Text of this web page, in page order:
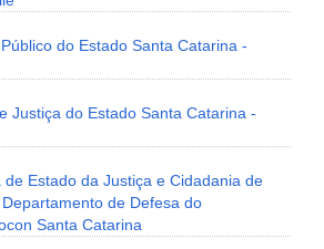
do Estado Santa Catarina -
Justiça do Estado Santa Catarina -
de Estado da Justiça e Cidadania de
de Defesa do
Santa Catarina